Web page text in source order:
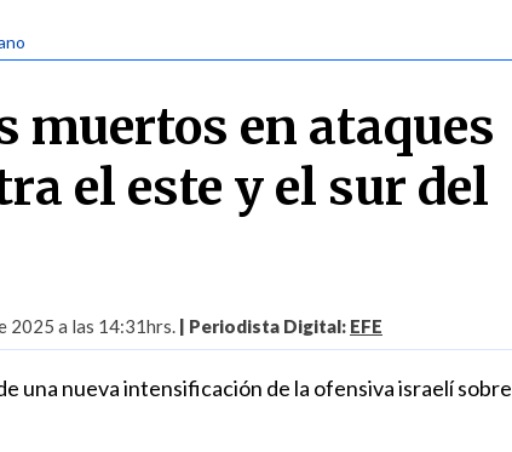
muertos en ataques
el este y el sur del
2025 a las 14:31hrs. | Periodista Digital: EFE
una nueva intensificación de la ofensiva israelí sobre